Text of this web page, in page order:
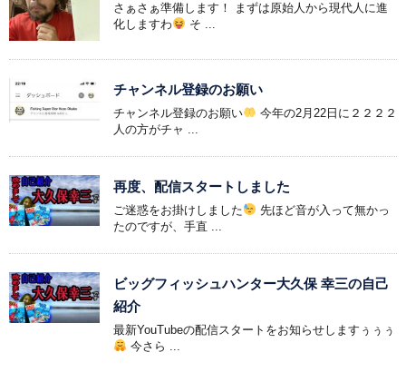
さぁさぁ準備します！ まずは原始人から現代人に進
化しますわ
そ ...
チャンネル登録のお願い
チャンネル登録のお願い
今年の2月22日に２２２２
人の方がチャ ...
再度、配信スタートしました
ご迷惑をお掛けしました
先ほど音が入って無かっ
たのですが、手直 ...
ビッグフィッシュハンター大久保 幸三の自己
紹介
最新YouTubeの配信スタートをお知らせしますぅぅぅ
今さら ...